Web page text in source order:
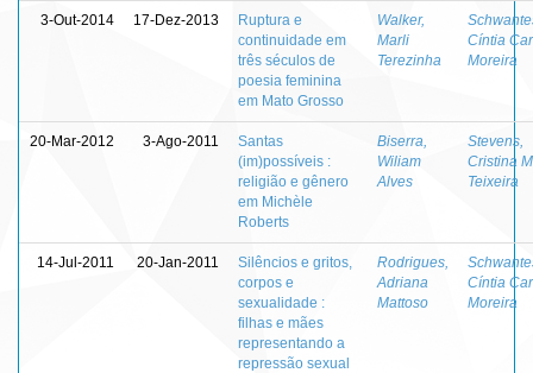
3-Out-2014 17-Dez-2013
Ruptura e
continuidade em
três séculos de
poesia feminina
em Mato Grosso
Walker,
Marli
Terezinha
Cíntia
Moreira
20-Mar-2012 3-Ago-2011
Santas
(im)possíveis :
religião e gênero
em Michèle
Roberts
Biserra,
Wiliam
Alves
Stevens,
Cristina
Teixeira
14-Jul-2011 20-Jan-2011
Silêncios e gritos,
corpos e
sexualidade :
filhas e mães
representando a
repressão sexual
Rodrigues,
Adriana
Mattoso
Cíntia
Moreira